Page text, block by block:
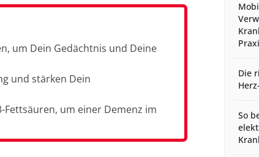
um Dein Gedächtnis und Deine
und stärken Dein
Fettsäuren, um einer Demenz im
Die
So